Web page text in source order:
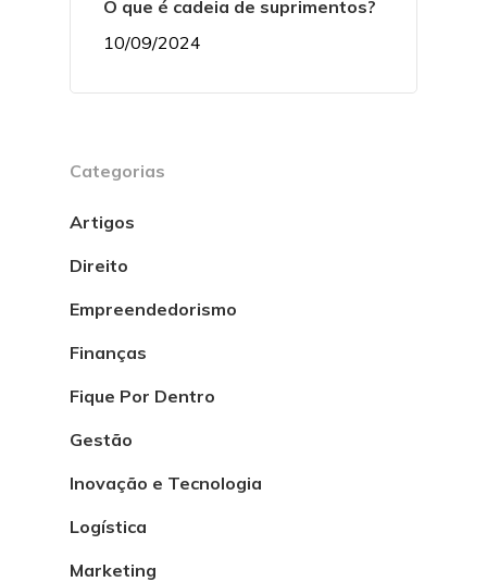
O que é cadeia de suprimentos?
10/09/2024
Categorias
Artigos
Direito
Empreendedorismo
Finanças
Fique Por Dentro
Gestão
Inovação e Tecnologia
Logística
Marketing